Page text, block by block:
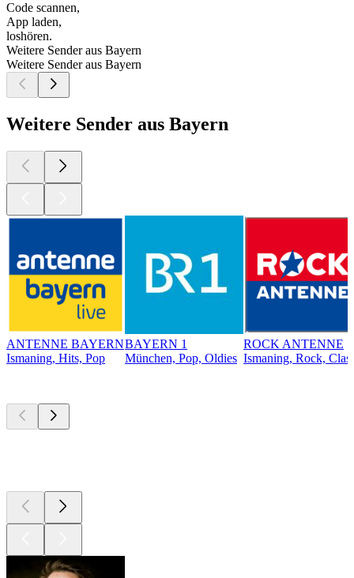
Code scannen,
App laden,
loshören.
Weitere Sender aus Bayern
Weitere Sender aus Bayern
Weitere Sender aus Bayern
ANTENNE BAYERN
Ismaning, Hits, Pop
BAYERN 1
München, Pop, Oldies
ROCK ANTENNE
Ismaning, Rock,